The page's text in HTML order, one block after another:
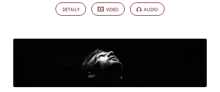
DETAILY VIDEO AUDIO